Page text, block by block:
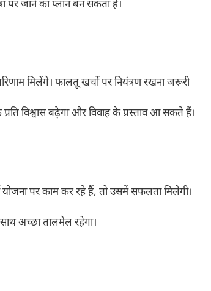
पर जाने का प्लान बन सकता है।
मिलेंगे। फालतू खर्चों पर नियंत्रण रखना जरूरी
विश्वास बढ़ेगा और विवाह के प्रस्ताव आ सकते हैं।
पर काम कर रहे हैं, तो उसमें सफलता मिलेगी।
अच्छा तालमेल रहेगा।